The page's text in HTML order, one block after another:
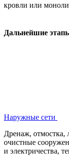
кровли или
Дальнейшие
Наружные сети
Дренаж, отмостка,
очистные
и электричества,